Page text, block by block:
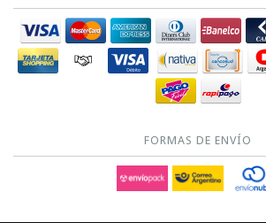
FORMAS DE ENVÍO